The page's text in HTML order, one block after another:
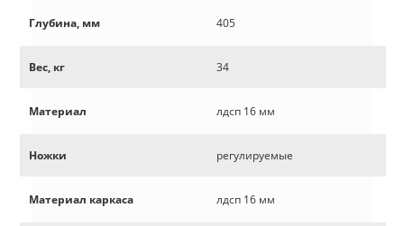
Глубина, мм 405
Вес, кг 34
Материал лдсп 16 мм
Ножки регулируемые
Материал каркаса лдсп 16 мм